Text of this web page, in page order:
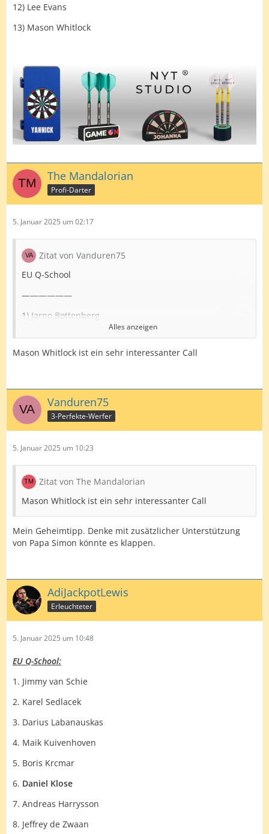
12) Lee Evans
13) Mason Whitlock
The Mandalorian
Profi-Darter
5. Januar 2025 um 02:17
Zitat von Vanduren75
EU Q-School
——————
1) Jarno Bottenberg
2) Jimmy Van Schie
3) Stefan Bellmont
5) Patrick Tringler
6) Oskar Lukasiak
9) Franz Rötzsch
10) Romeo Grbavac
12) Karel Sedlacek
14) Jurjen Van De Velde
15) Massimo Della Rosa
16) Marcel Walpen
UK Q-School
——————
1) John Hendrson
2) Andy Boulton
3) Cam Crabtree
4) Owen Maiden
5) Nathan Girvan
6) Bradley Brooks
7) Darryl Pilgrim
Aden Kirk
Alles anzeigen
Mason Whitlock ist ein sehr interessanter Call
Vanduren75
3-Perfekte-Werfer
5. Januar 2025 um 10:23
Zitat von The Mandalorian
Mason Whitlock ist ein sehr interessanter Call
Mein Geheimtipp. Denke mit zusätzlicher Unterstützung
von Papa Simon könnte es klappen.
AdiJackpotLewis
Erleuchteter
5. Januar 2025 um 10:48
EU Q-School:
1. Jimmy van Schie
2. Karel Sedlacek
3. Darius Labanauskas
4. Maik Kuivenhoven
5. Boris Krcmar
6. Daniel Klose
7. Andreas Harrysson
8. Jeffrey de Zwaan